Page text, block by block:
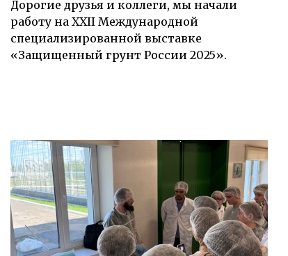
Дорогие друзья и коллеги, мы начали
работу на XXII Международной
специализированной выставке
«Защищенный грунт России 2025».